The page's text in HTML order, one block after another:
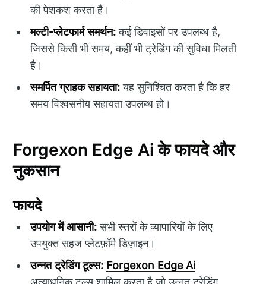
की पेशकश करता है।
मल्टी-प्लेटफार्म समर्थन:कई डिवाइसों पर उपलब्ध है,
जिससे किसी भी समय, कहीं भी ट्रेडिंग की सुविधा मिलती
है।
समर्पित ग्राहक सहायता:यह सुनिश्चित करता है कि हर
समय विश्वसनीय सहायता उपलब्ध हो।
Forgexon Edge Ai के फायदे और
नुकसान
फायदे
उपयोग में आसानी:सभी स्तरों के व्यापारियों के लिए
उपयुक्त सहज प्लेटफ़ॉर्म डिज़ाइन।
उन्नत ट्रेडिंग टूल्स: Forgexon Edge Ai